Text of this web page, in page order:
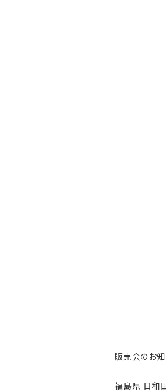
販売会のお
福島県 日和